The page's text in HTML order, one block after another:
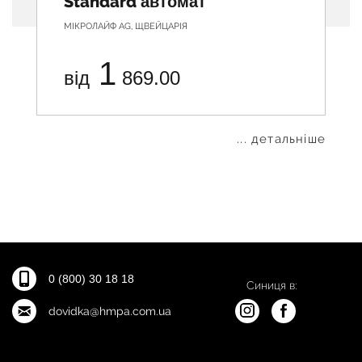
МІКРОЛАЙФ АG, ЩВЕЙЦАРІЯ
від 1 869.00
... детальніше
0 (800) 30 18 18
dovidka@hmpa.com.ua
Синиця в: